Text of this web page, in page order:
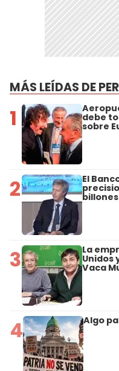
MÁS LEÍDAS DE
1 debe
sobre
2 El
3 La
Unidos
Vaca
4 Algo